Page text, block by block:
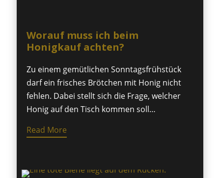
Worauf muss ich beim
Honigkauf achten?
Zu einem gemütlichen Sonntagsfrühstück
darf ein frisches Brötchen mit Honig nicht
fehlen. Dabei stellt sich die Frage, welcher
Honig auf den Tisch kommen soll…
Read More